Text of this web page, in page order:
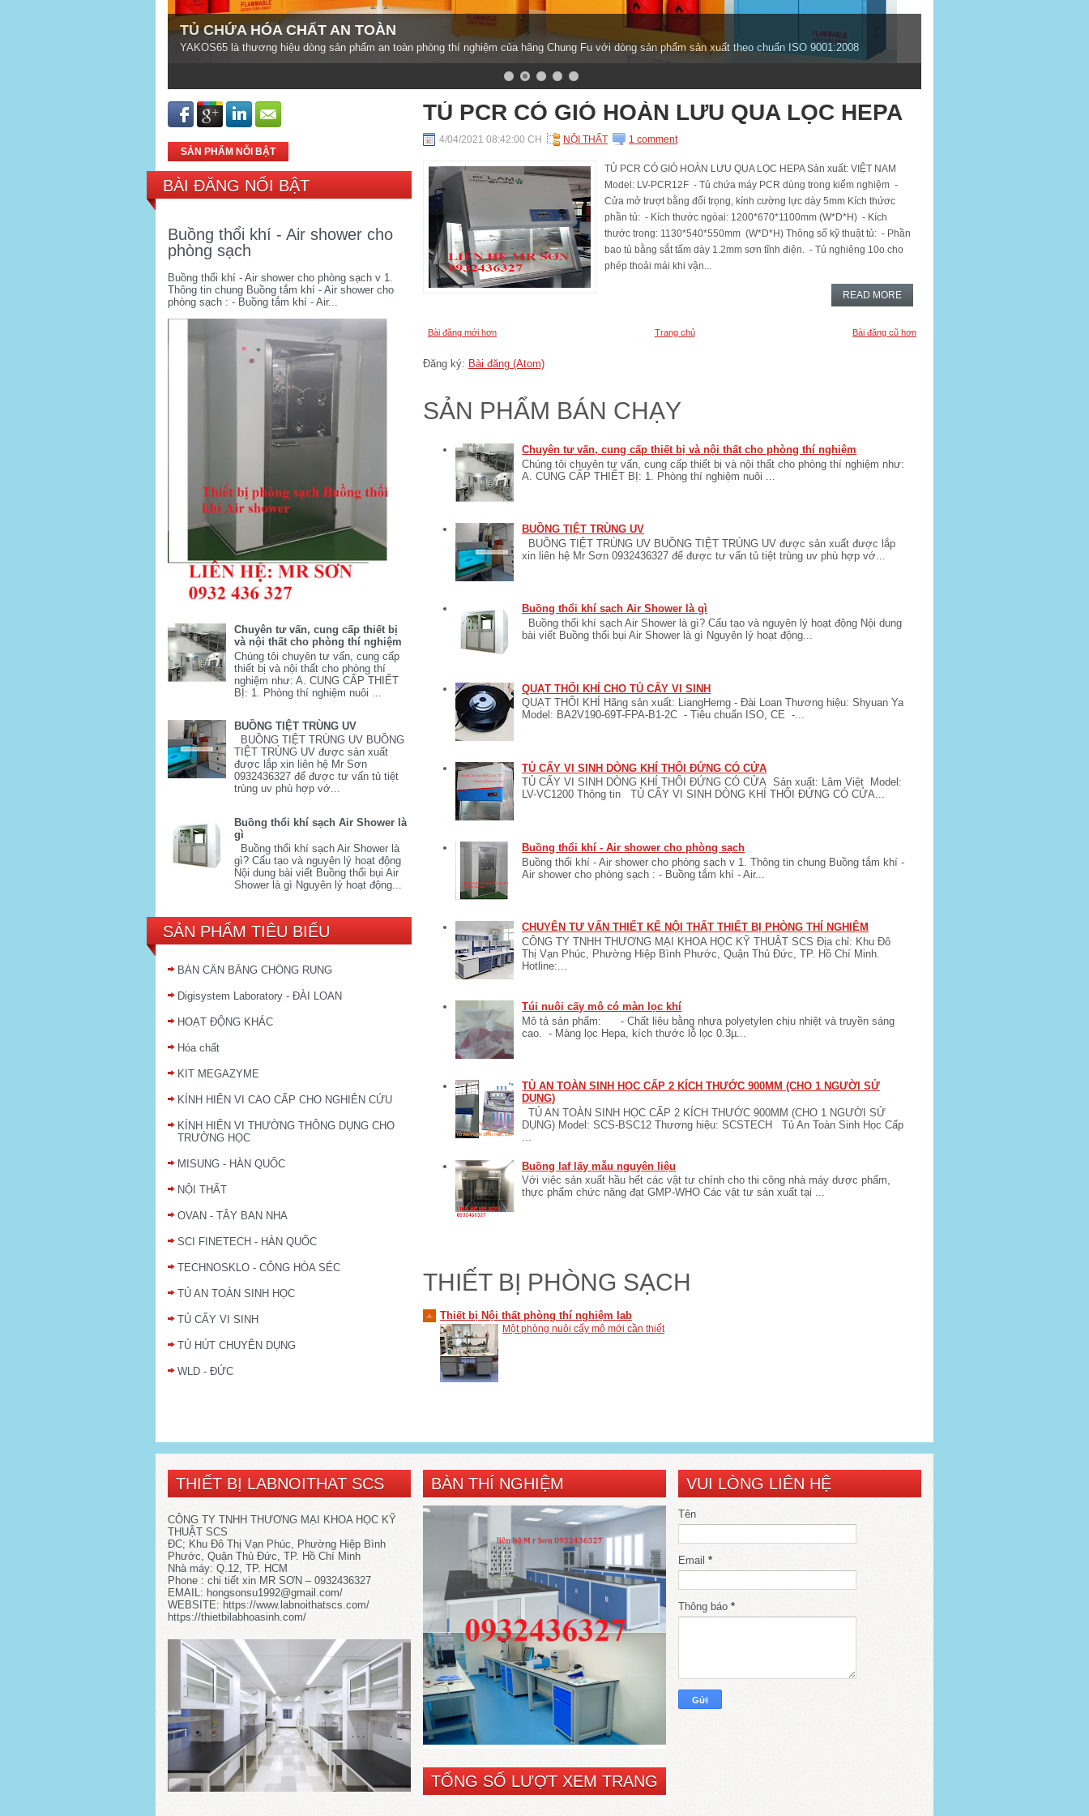
TỦ CHỨA HÓA CHẤT AN TOÀN
YAKOS65 là thương hiệu dòng sản phẩm an toàn phòng thí nghiệm của hãng Chung Fu với dòng sản phẩm sản xuất theo chuẩn ISO 9001:2008
SẢN PHẨM NỖI BẬT
BÀI ĐĂNG NỔI BẬT
Buồng thổi khí - Air shower cho
phòng sạch
Buồng thổi khí - Air shower cho phòng sạch v 1.
Thông tin chung Buồng tắm khí - Air shower cho
phòng sạch : - Buồng tắm khí - Air...
Chuyên tư vấn, cung cấp thiết bị
và nội thất cho phòng thí nghiệm
Chúng tôi chuyên tư vấn, cung cấp
thiết bị và nội thất cho phòng thí
nghiệm như: A. CUNG CẤP THIẾT
BỊ: 1. Phòng thí nghiệm nuôi ...
BUỒNG TIỆT TRÙNG UV
BUỒNG TIỆT TRÙNG UV BUỒNG
TIỆT TRÙNG UV được sản xuất
được lắp xin liên hệ Mr Sơn
0932436327 để được tư vấn tủ tiệt
trùng uv phù hợp vớ...
Buồng thổi khí sạch Air Shower là
gì
Buồng thổi khí sạch Air Shower là
gì? Cấu tạo và nguyên lý hoạt động
Nội dung bài viết Buồng thổi bụi Air
Shower là gì Nguyên lý hoạt động...
SẢN PHẨM TIÊU BIỂU
BÀN CÂN BẰNG CHỐNG RUNG
Digisystem Laboratory - ĐÀI LOAN
HOẠT ĐỘNG KHÁC
Hóa chất
KIT MEGAZYME
KÍNH HIỂN VI CAO CẤP CHO NGHIÊN CỨU
KÍNH HIỂN VI THƯỜNG THÔNG DỤNG CHO
TRƯỜNG HỌC
MISUNG - HÀN QUỐC
NỘI THẤT
OVAN - TÂY BAN NHA
SCI FINETECH - HÀN QUỐC
TECHNOSKLO - CÔNG HÒA SÉC
TỦ AN TOÀN SINH HỌC
TỦ CẤY VI SINH
TỦ HÚT CHUYÊN DỤNG
WLD - ĐỨC
TỦ PCR CÓ GIÓ HOÀN LƯU QUA LỌC HEPA
4/04/2021 08:42:00 CH NỘI THẤT 1 comment
TỦ PCR CÓ GIÓ HOÀN LƯU QUA LỌC HEPA Sản xuất: VIỆT NAM
Model: LV-PCR12F - Tủ chứa máy PCR dùng trong kiểm nghiệm -
Cửa mở trượt bằng đối trọng, kính cường lực dày 5mm Kích thứơc
phần tủ: - Kích thước ngòai: 1200*670*1100mm (W*D*H) - Kích
thước trong: 1130*540*550mm (W*D*H) Thông số kỹ thuật tủ: - Phần
bao tủ bằng sắt tấm dày 1.2mm sơn tĩnh điện. - Tủ nghiêng 10o cho
phép thoải mái khi vận...
READ MORE
Bài đăng mới hơn Bài đăng cũ hơn
Trang chủ
Đăng ký: Bài đăng (Atom)
SẢN PHẨM BÁN CHẠY
Chuyên tư vấn, cung cấp thiết bị và nội thất cho phòng thí nghiệm
Chúng tôi chuyên tư vấn, cung cấp thiết bị và nội thất cho phòng thí nghiệm như:
A. CUNG CẤP THIẾT BỊ: 1. Phòng thí nghiệm nuôi ...
BUỒNG TIỆT TRÙNG UV
BUỒNG TIỆT TRÙNG UV BUỒNG TIỆT TRÙNG UV được sản xuất được lắp
xin liên hệ Mr Sơn 0932436327 để được tư vấn tủ tiệt trùng uv phù hợp vớ...
Buồng thổi khí sạch Air Shower là gì
Buồng thổi khí sạch Air Shower là gì? Cấu tạo và nguyên lý hoạt động Nội dung
bài viết Buồng thổi bụi Air Shower là gì Nguyên lý hoạt động...
QUẠT THỔI KHÍ CHO TỦ CẤY VI SINH
QUẠT THỔI KHÍ Hãng sản xuất: LiangHerng - Đài Loan Thương hiệu: Shyuan Ya
Model: BA2V190-69T-FPA-B1-2C - Tiêu chuẩn ISO, CE -...
TỦ CẤY VI SINH DÒNG KHÍ THỔI ĐỨNG CÓ CỬA
TỦ CẤY VI SINH DÒNG KHÍ THỔI ĐỨNG CÓ CỬA Sản xuất: Lâm Việt Model:
LV-VC1200 Thông tin TỦ CẤY VI SINH DÒNG KHÍ THỔI ĐỨNG CÓ CỬA...
Buồng thổi khí - Air shower cho phòng sạch
Buồng thổi khí - Air shower cho phòng sạch v 1. Thông tin chung Buồng tắm khí -
Air shower cho phòng sạch : - Buồng tắm khí - Air...
CHUYÊN TƯ VẤN THIẾT KẾ NỘI THẤT THIẾT BỊ PHÒNG THÍ NGHIỆM
CÔNG TY TNHH THƯƠNG MẠI KHOA HỌC KỸ THUẬT SCS Địa chỉ: Khu Đô
Thị Vạn Phúc, Phường Hiệp Bình Phước, Quận Thủ Đức, TP. Hồ Chí Minh.
Hotline:...
Túi nuôi cấy mô có màn lọc khí
Mô tả sản phẩm: - Chất liệu bằng nhựa polyetylen chịu nhiệt và truyền sáng
cao. - Màng lọc Hepa, kích thước lỗ lọc 0.3µ...
TỦ AN TOÀN SINH HỌC CẤP 2 KÍCH THƯỚC 900MM (CHO 1 NGƯỜI SỬ
DỤNG)
TỦ AN TOÀN SINH HỌC CẤP 2 KÍCH THƯỚC 900MM (CHO 1 NGƯỜI SỬ
DỤNG) Model: SCS-BSC12 Thương hiệu: SCSTECH Tủ An Toàn Sinh Học Cấp
...
Buồng laf lấy mẫu nguyên liệu
Với việc sản xuất hầu hết các vật tư chính cho thi công nhà máy dược phẩm,
thực phẩm chức năng đạt GMP-WHO Các vật tư sản xuất tại ...
THIẾT BỊ PHÒNG SẠCH
Thiết bị Nội thất phòng thí nghiệm lab
Một phòng nuôi cấy mô mới cần thiết
THIẾT BỊ LABNOITHAT SCS
CÔNG TY TNHH THƯƠNG MẠI KHOA HỌC KỸ
THUẬT SCS
ĐC; Khu Đô Thị Vạn Phúc, Phường Hiệp Bình
Phước, Quận Thủ Đức, TP. Hồ Chí Minh
Nhà máy: Q.12, TP. HCM
Phone : chi tiết xin MR SƠN – 0932436327
EMAIL: hongsonsu1992@gmail.com/
WEBSITE: https://www.labnoithatscs.com/
https://thietbilabhoasinh.com/
BÀN THÍ NGHIỆM
TỔNG SỐ LƯỢT XEM TRANG
VUI LÒNG LIÊN HỆ
Tên
Email *
Thông báo *